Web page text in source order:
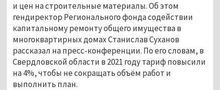
и цен на строительные материалы. Об этом
гендиректор Регионального фонда содействии
капитальному ремонту общего имущества в
многоквартирных домах Станислав Суханов
рассказал на пресс-конференции. По его словам, в
Свердловской области в 2021 году тариф повысили
на 4%, чтобы не сокращать объём работ и
выполнить план.